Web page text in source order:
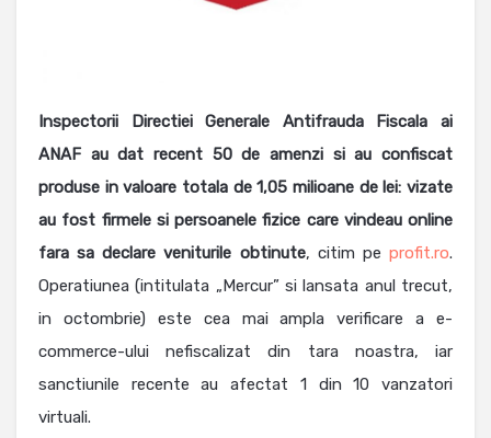
Inspectorii Directiei Generale Antifrauda Fiscala ai
ANAF au dat recent 50 de amenzi si au confiscat
produse in valoare totala de 1,05 milioane de lei: vizate
au fost firmele si persoanele fizice care vindeau online
fara sa declare veniturile obtinute, citim peprofit.ro.
Operatiunea (intitulata „Mercur” si lansata anul trecut,
in octombrie) este cea mai ampla verificare a e-
commerce-ului nefiscalizat din tara noastra, iar
sanctiunile recente au afectat 1 din 10 vanzatori
virtuali.